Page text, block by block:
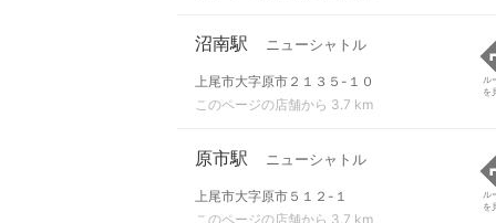
沼南駅 ニューシャトル
上尾市大字原市２１３５-１０
このページの店舗から 3.7 km
ル
を
原市駅 ニューシャトル
上尾市大字原市５１２-１
このページの店舗から 3.7 km
ル
を